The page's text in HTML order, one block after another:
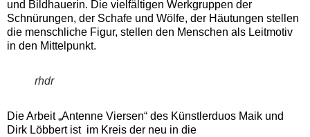
und Bildhauerin. Die vielfältigen Werkgruppen der
Schnürungen, der Schafe und Wölfe, der Häutungen stellen
die menschliche Figur, stellen den Menschen als Leitmotiv
in den Mittelpunkt.
rhdr
Die Arbeit „Antenne Viersen“ des Künstlerduos Maik und
Dirk Löbbert ist im Kreis der neu in die